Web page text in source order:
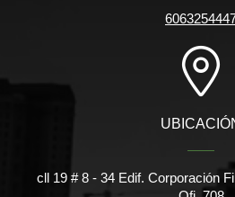
cll 19 # 8 - 34 Edif. Corporación